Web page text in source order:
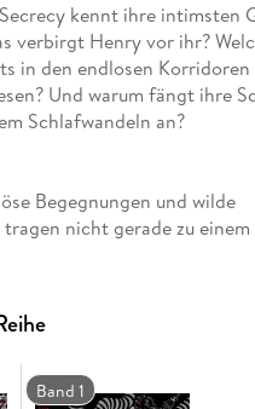
kennt ihre intimsten
verbirgt Henry vor ihr?
in den endlosen Korridoren
Und warum fängt ihre
Schlafwandeln an?
Begegnungen und wilde
nicht gerade zu einem
intriganter Großmutter
der Tatsache, dass es einige
mit ihr offen haben
...
Band 1